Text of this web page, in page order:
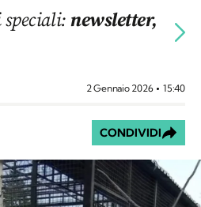
speciali:newsletter,
2 Gennaio 2026 15:40
CONDIVIDI